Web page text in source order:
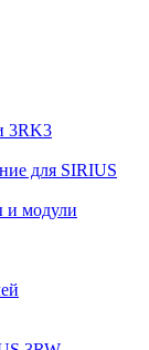
3RK3
для SIRIUS
и модули